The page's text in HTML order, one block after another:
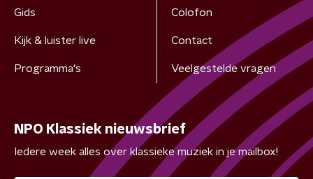
Gids
Kijk & luister live
Programma's
Colofon
Contact
Veelgestelde vragen
NPO Klassiek nieuwsbrief
Iedere week alles over klassieke muziek in je mailbox!